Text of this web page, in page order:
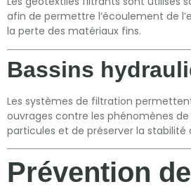
afin de permettre l’écoulement de
la perte des matériaux fins.
Bassins
Les systèmes de filtration
ouvrages contre les phénomènes
particules et de préserver la stabilité
Prévention de